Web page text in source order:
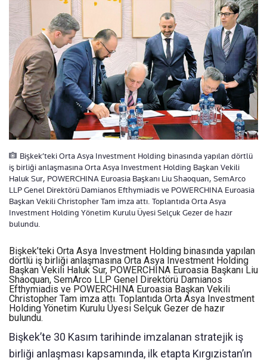
Bişkek’teki Orta Asya Investment Holding binasında yapılan dörtlü
iş birliği anlaşmasına Orta Asya Investment Holding Başkan Vekili
Haluk Sur, POWERCHINA Euroasia Başkanı Liu Shaoquan, SemArco
LLP Genel Direktörü Damianos Efthymiadis ve POWERCHINA Euroasia
Başkan Vekili Christopher Tam imza attı. Toplantıda Orta Asya
Investment Holding Yönetim Kurulu Üyesi Selçuk Gezer de hazır
bulundu.
Bişkek’teki Orta Asya Investment Holding binasında yapılan
dörtlü iş birliği anlaşmasına Orta Asya Investment Holding
Başkan Vekili Haluk Sur, POWERCHINA Euroasia Başkanı Liu
Shaoquan, SemArco LLP Genel Direktörü Damianos
Efthymiadis ve POWERCHINA Euroasia Başkan Vekili
Christopher Tam imza attı. Toplantıda Orta Asya Investment
Holding Yönetim Kurulu Üyesi Selçuk Gezer de hazır
bulundu.
Bişkek’te 30 Kasım tarihinde imzalanan stratejik iş
birliği anlaşması kapsamında, ilk etapta Kırgızistan’ın